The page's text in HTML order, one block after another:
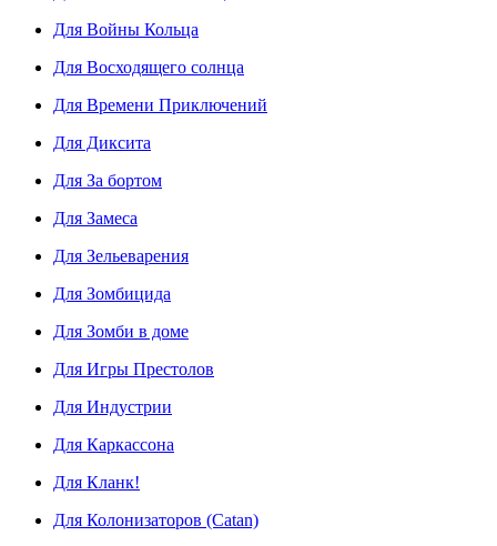
Для Войны Кольца
Для Восходящего солнца
Для Времени Приключений
Для Диксита
Для За бортом
Для Замеса
Для Зельеварения
Для Зомбицида
Для Зомби в доме
Для Игры Престолов
Для Индустрии
Для Каркассона
Для Кланк!
Для Колонизаторов (Catan)